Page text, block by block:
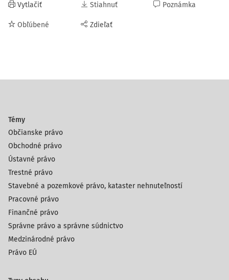
Vytlačiť
Obľúbené
Stiahnuť
Zdieľať
Poznámka
Témy
Občianske právo
Obchodné právo
Ústavné právo
Trestné právo
Stavebné a pozemkové právo, kataster nehnuteľností
Pracovné právo
Finančné právo
Správne právo a správne súdnictvo
Medzinárodné právo
Právo EÚ